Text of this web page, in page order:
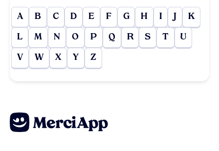
A B C D E F G H I J K
L M N O P Q R S T U
V W X Y Z